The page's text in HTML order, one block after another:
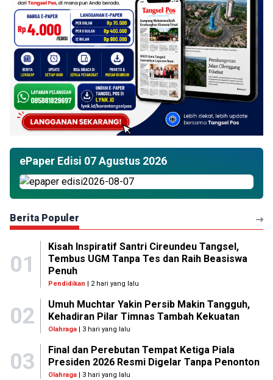
ePaper Edisi 07 Agustus 2026
Berita Populer
01
Kisah Inspiratif Santri Cireundeu Tangsel,
Tembus UGM Tanpa Tes dan Raih Beasiswa
Penuh
Pendidikan | 2 hari yang lalu
02
Umuh Muchtar Yakin Persib Makin Tangguh,
Kehadiran Pilar Timnas Tambah Kekuatan
Olahraga| 3 hari yang lalu
03
Final dan Perebutan Tempat Ketiga Piala
Presiden 2026 Resmi Digelar Tanpa Penonton
Olahraga| 3 hari yang lalu